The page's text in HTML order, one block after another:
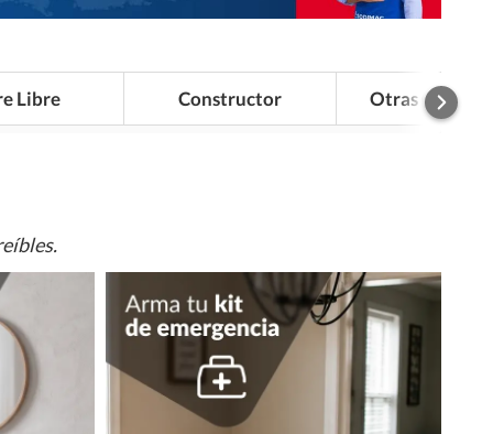
Libre Constructor Otras